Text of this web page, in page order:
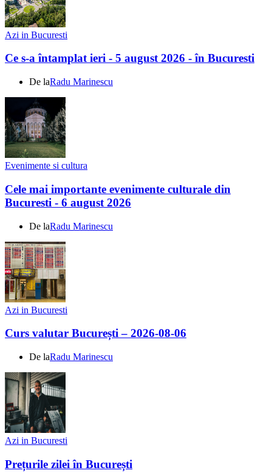
Azi in Bucuresti
Ce s-a întamplat ieri - 5 august 2026 - în Bucuresti
De laRadu Marinescu
Evenimente si cultura
Cele mai importante evenimente culturale din
Bucuresti - 6 august 2026
De laRadu Marinescu
Azi in Bucuresti
Curs valutar București – 2026-08-06
De laRadu Marinescu
Azi in Bucuresti
Prețurile zilei în București